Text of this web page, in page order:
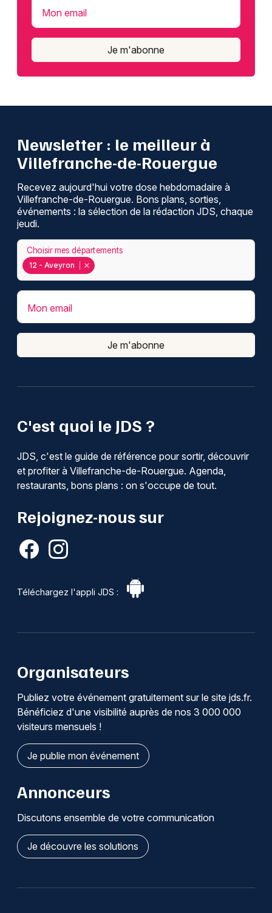
Mon email
Je m'abonne
C'est quoi le JDS ?
JDS, c'est le guide de référence pour sortir, découvrir
et profiter à Villefranche-de-Rouergue. Agenda,
restaurants, bons plans : on s'occupe de tout.
Rejoignez-nous sur
Téléchargez l'appli JDS :
Newsletter : le meilleur à
Villefranche-de-Rouergue
Recevez aujourd'hui votre dose hebdomadaire à
Villefranche-de-Rouergue. Bons plans, sorties,
événements : la sélection de la rédaction JDS, chaque
jeudi.
12 - Aveyron
Choisir mes départements
Mon email
Je m'abonne
Organisateurs
Publiez votre événement gratuitement sur le site jds.fr.
Bénéficiez d'une visibilité auprès de nos 3 000 000
visiteurs mensuels !
Je publie mon événement
Annonceurs
Discutons ensemble de votre communication
Je découvre les solutions